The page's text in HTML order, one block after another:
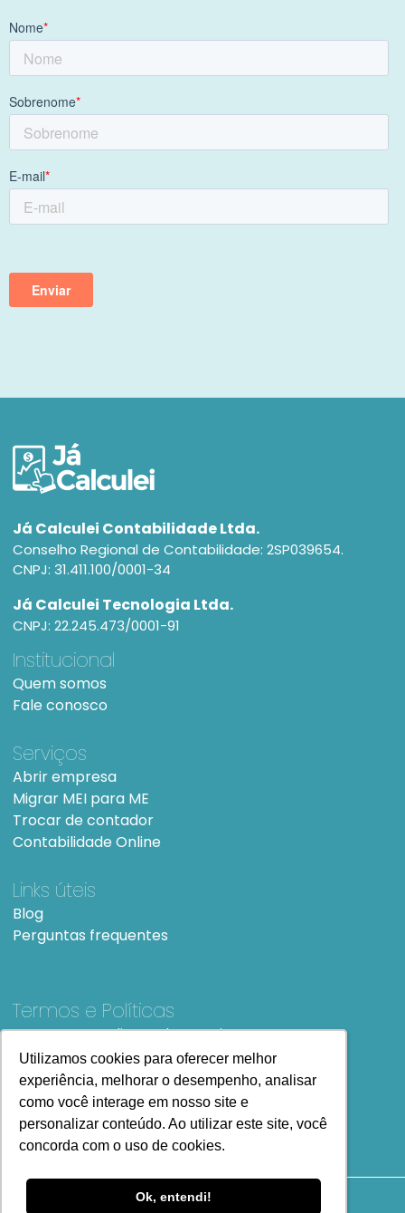
Utilizamos cookies para oferecer melhor
experiência, melhorar o desempenho, analisar
como você interage em nosso site e
personalizar conteúdo. Ao utilizar este site, você
concorda com o uso de cookies.
Ok, entendi!
Utilizamos cookies para oferecer melhor
experiência, melhorar o desempenho, analisar
como você interage em nosso site e
personalizar conteúdo. Ao utilizar este site, você
concorda com o uso de cookies.
Ok, entendi!
Já Calculei Contabilidade Ltda.
Conselho Regional de Contabilidade: 2SP039654.
CNPJ: 31.411.100/0001-34
Já Calculei Tecnologia Ltda.
CNPJ: 22.245.473/0001-91
Institucional
Quem somos
Fale conosco
Serviços
Abrir empresa
Migrar MEI para ME
Trocar de contador
Contabilidade Online
Links úteis
Blog
Perguntas frequentes
Termos e Políticas
Termos e condições de UsoSiteMap